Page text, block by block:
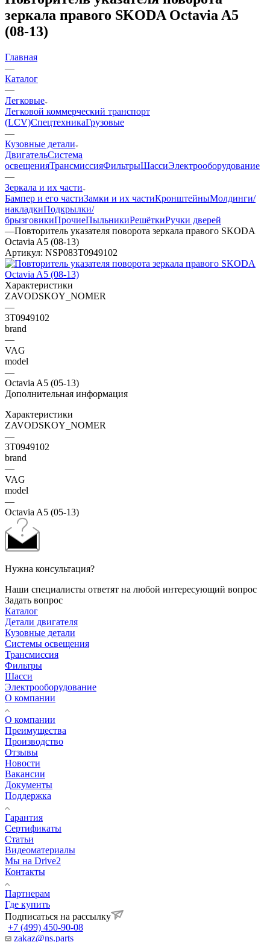
зеркала правого SKODA Octavia A5
(08-13)
Главная
—
Каталог
—
Легковые
Легковой коммерческий транспорт
(LCV)СпецтехникаГрузовые
—
Кузовные детали
ДвигательСистема
освещенияТрансмиссияФильтрыШассиЭлектрооборудование
—
Зеркала и их части
Бампер и его частиЗамки и их частиКронштейныМолдинги/
накладкиПодкрылки/
брызговикиПрочиеПыльникиРешёткиРучки дверей
—Повторитель указателя поворота зеркала правого SKODA
Octavia A5 (08-13)
Артикул: NSP083T0949102
Характеристики
ZAVODSKOY_NOMER
—
3T0949102
brand
—
VAG
model
—
Octavia A5 (05-13)
Дополнительная информация
Характеристики
ZAVODSKOY_NOMER
—
3T0949102
brand
—
VAG
model
—
Octavia A5 (05-13)
Нужна консультация?
Наши специалисты ответят на любой интересующий вопрос
Задать вопрос
Каталог
Детали двигателя
Кузовные детали
Системы освещения
Трансмиссия
Фильтры
Шасси
Электрооборудование
О компании
О компании
Преимущества
Производство
Отзывы
Новости
Вакансии
Документы
Поддержка
Гарантия
Сертификаты
Статьи
Видеоматериалы
Мы на Drive2
Контакты
Партнерам
Где купить
Подписаться на рассылку
+7 (499) 450-90-08
zakaz@ns.parts